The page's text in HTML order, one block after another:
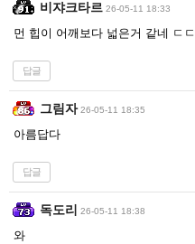
비쟈크타르 26-05-11 18:33
먼 힙이 어깨보다 넓은거 같네 ㄷㄷ
답글
그림자 26-05-11 18:35
아름답다
답글
독도리 26-05-11 18:38
와